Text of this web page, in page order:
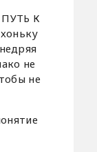
К
не
не